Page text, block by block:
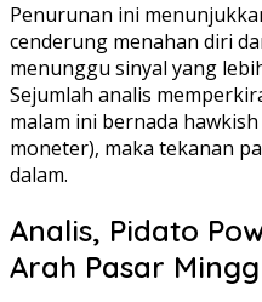
Penurunan ini
cenderung menahan diri
menunggu sinyal yang
Sejumlah analis
malam ini bernada
moneter), maka tekanan
dalam.
Analis, Pidato
Arah Pasar